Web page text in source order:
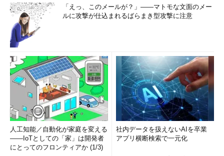
「えっ、このメールが？」――マトモな文面のメー
ルに攻撃が仕込まれるばらまき型攻撃に注意
人工知能／自動化が家庭を変える
――IoTとしての「家」は開発者
にとってのフロンティアか (1/3)
社内データを扱えないAIを卒業
アプリ横断検索で一元化